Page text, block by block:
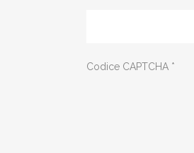
Codice CAPTCHA *